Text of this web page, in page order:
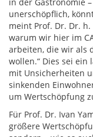
unerschöpflich,
meint Prof. Dr. Dr.
warum wir hier im
arbeiten, die wir als
wollen.“ Dies sei
mit Unsicherheiten
sinkenden
um Wertschöpfung
Für Prof. Dr. Ivan
größere